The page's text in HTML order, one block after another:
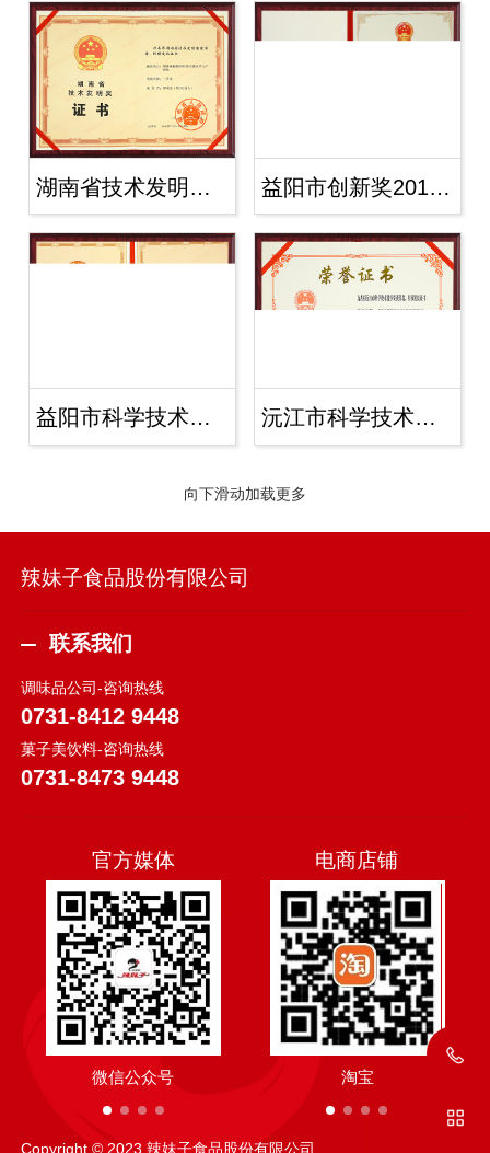
湖南省技术发明三等奖2017年 益阳市创新奖2017年
益阳市科学技术进步奖发明二等奖20 沅江市科学技术进步奖三等奖2010
向下滑动加载更多
辣妹子食品股份有限公司
联系我们
调味品公司-咨询热线
0731-8412 9448
菓子美饮料-咨询热线
0731-8473 9448
官方媒体
微信公众号 抖音
电商店铺
抖音 淘宝
Copyright © 2023 辣妹子食品股份有限公司